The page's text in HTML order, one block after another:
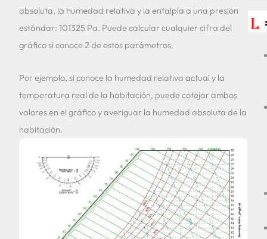
absoluta, la humedad relativa y la entalpía a una presión
estándar: 101325 Pa. Puede calcular cualquier cifra del
gráfico si conoce 2 de estos parámetros.
Por ejemplo, si conoce la humedad relativa actual y la
temperatura real de la habitación, puede cotejar ambos
valores en el gráfico y averiguar la humedad absoluta de la
habitación.